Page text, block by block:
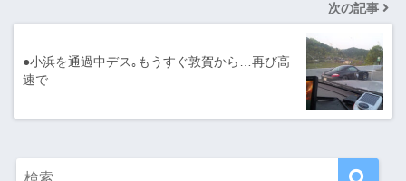
次の記事
●小浜を通過中デス｡もうすぐ敦賀から…再び高
速で